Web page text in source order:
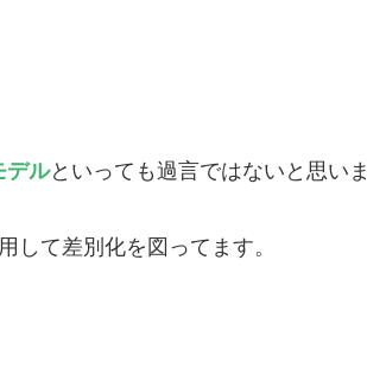
デルといっても過言ではないと思いま
して差別化を図ってます。